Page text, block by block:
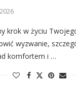
krok w życiu
wyzwanie,
komfortem i …